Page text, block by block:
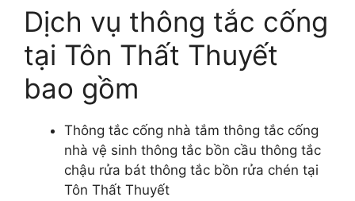
Dịch vụ thông tắc cống
tại Tôn Thất Thuyết
bao gồm
Thông tắc cống nhà tắm thông tắc cống
nhà vệ sinh thông tắc bồn cầu thông tắc
chậu rửa bát thông tắc bồn rửa chén tại
Tôn Thất Thuyết